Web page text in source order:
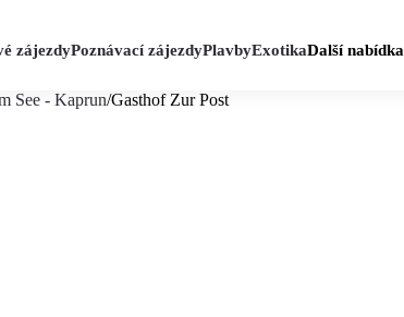
zájezdyPoznávací zájezdyPlavbyExotikaDalší nabídka
See - Kaprun/Gasthof Zur Post